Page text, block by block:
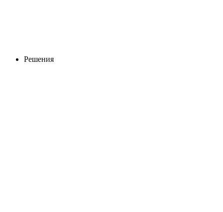
Решения